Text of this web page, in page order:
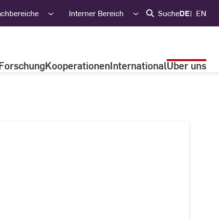
Interner Bereich SucheDE EN
KooperationenInternationalÜber uns